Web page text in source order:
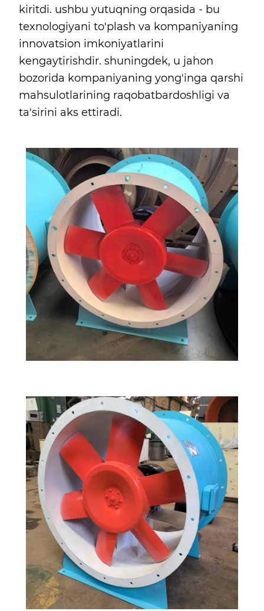
kiritdi. ushbu yutuqning orqasida - bu
texnologiyani to'plash va kompaniyaning
innovatsion imkoniyatlarini
kengaytirishdir. shuningdek, u jahon
bozorida kompaniyaning yong'inga qarshi
mahsulotlarining raqobatbardoshligi va
ta'sirini aks ettiradi.